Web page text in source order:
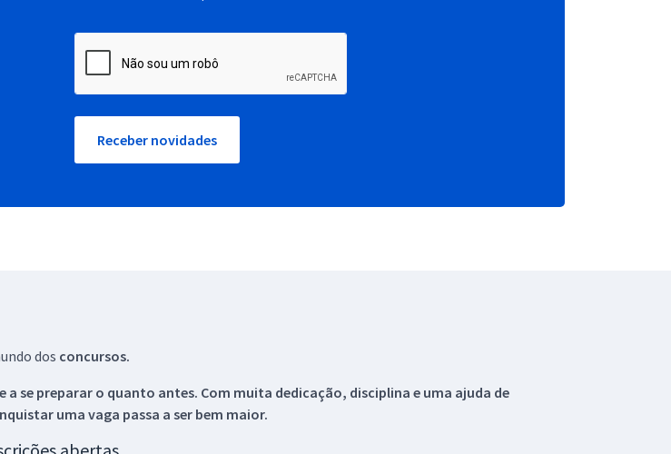
Receber novidades
dos concursos.
a se preparar o quanto antes. Com muita dedicação, disciplina e uma ajuda de
uma vaga passa a ser bem maior.